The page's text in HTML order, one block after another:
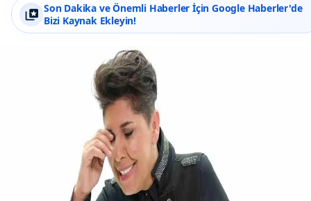
Son Dakika ve Önemli Haberler İçin Google Haberler'de
Bizi Kaynak Ekleyin!